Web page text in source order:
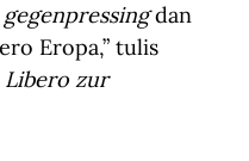
gegenpressing dan
Eropa,” tulis
Libero zur